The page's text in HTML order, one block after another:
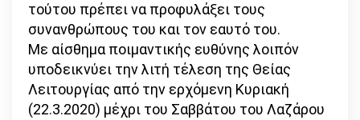
τούτου πρέπει να προφυλάξει τους
συνανθρώπους του και τον εαυτό του.
Με αίσθημα ποιμαντικής ευθύνης λοιπόν
υποδεικνύει την λιτή τέλεση της Θείας
Λειτουργίας από την ερχόμενη Κυριακή
(22.3.2020) μέχρι του Σαββάτου του Λαζάρου